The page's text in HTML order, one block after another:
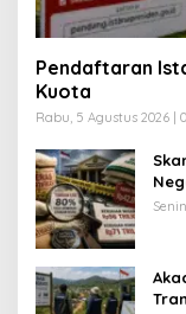
Pendaftaran
Kuota
Rabu, 5 Agustus 2026 |